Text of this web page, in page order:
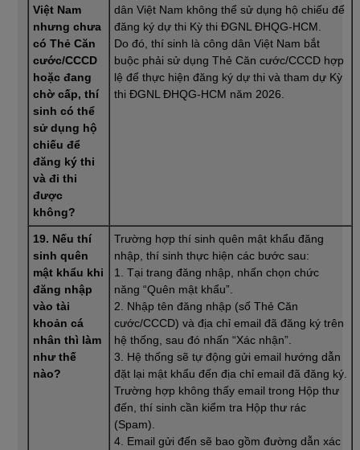
Việt Nam
nhưng chưa
có Thẻ Căn
cước/CCCD
hoặc đang
chờ cấp, thí
sinh có thể
sử dụng hộ
chiếu để
đăng ký thi
và đi thi
được
không?
dân Việt Nam không thể sử dụng hộ chiếu để
đăng ký dự thi Kỳ thi ĐGNL ĐHQG-HCM.
Do đó, thí sinh là công dân Việt Nam bắt
buộc phải sử dụng Thẻ Căn cước/CCCD hợp
lệ để thực hiện đăng ký dự thi và tham dự Kỳ
thi ĐGNL ĐHQG-HCM năm 2026.
19. Nếu thí
sinh quên
mật khẩu khi
đăng nhập
vào tài
khoản cá
nhân thì làm
như thế
nào?
Trường hợp thí sinh quên mật khẩu đăng
nhập, thí sinh thực hiện các bước sau:
1. Tại trang đăng nhập, nhấn chọn chức
năng “Quên mật khẩu”.
2. Nhập tên đăng nhập (số Thẻ Căn
cước/CCCD) và địa chỉ email đã đăng ký trên
hệ thống, sau đó nhấn “Xác nhận”.
3. Hệ thống sẽ tự động gửi email hướng dẫn
đặt lại mật khẩu đến địa chỉ email đã đăng ký.
Trường hợp không thấy email trong Hộp thư
đến, thí sinh cần kiểm tra Hộp thư rác
(Spam).
4. Email gửi đến sẽ bao gồm đường dẫn xác